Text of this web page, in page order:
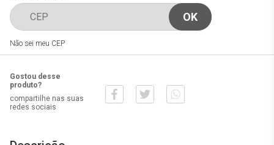
Não sei meu CEP
Gostou desse
produto?
compartilhe nas suas
redes sociais